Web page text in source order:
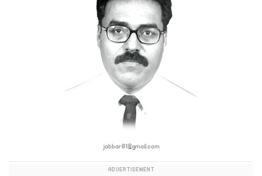
jabbar01@gmail.com